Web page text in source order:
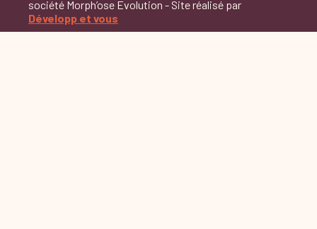
société Morph’ose Evolution - Site réalisé par
Développ et vous